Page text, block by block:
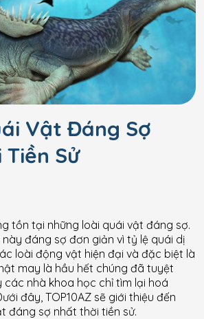
Vật Đáng Sợ
Sử
tồn tại những loài quái vật đáng sợ.
này đáng sợ đơn giản vì tỷ lệ quái dị
loài động vật hiện đại và đặc biệt là
may là hầu hết chúng đã tuyệt
các nhà khoa học chỉ tìm lại hoá
đây, TOP10AZ sẽ giới thiệu đến
đáng sợ nhất thời tiền sử.